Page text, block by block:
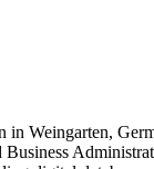
Weingarten,